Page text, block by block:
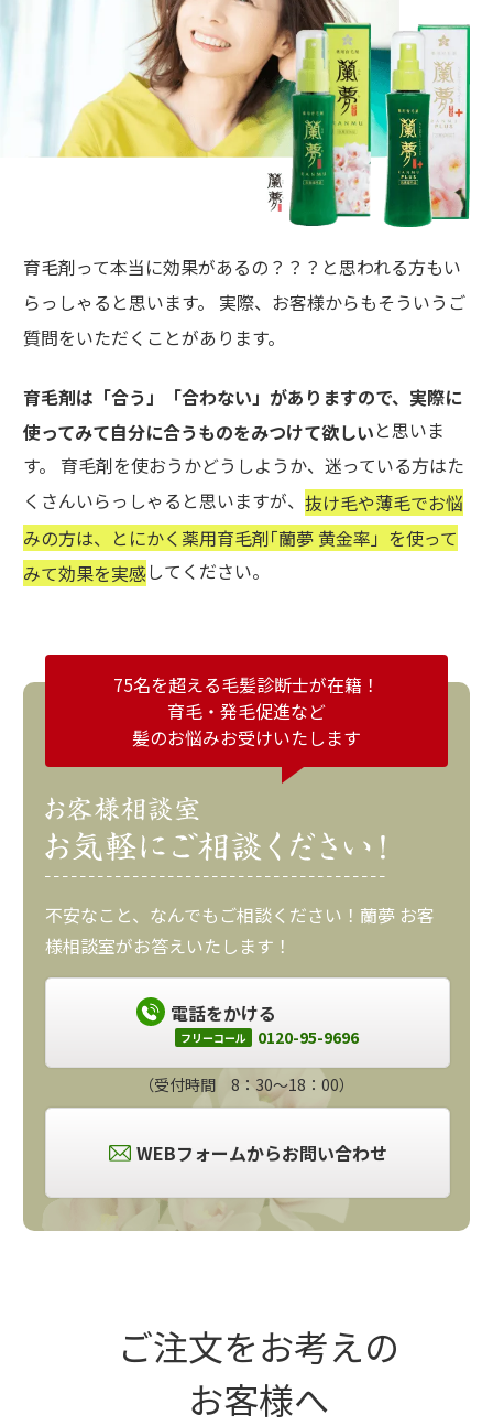
育毛剤って本当に効果があるの？？？と思われる方もい
らっしゃると思います。 実際、お客様からもそういうご
質問をいただくことがあります。
育毛剤は「合う」「合わない」がありますので、実際に
使ってみて自分に合うものをみつけて欲しいと思いま
す。 育毛剤を使おうかどうしようか、迷っている方はた
くさんいらっしゃると思いますが、 抜け毛や薄毛でお悩
みの方は、とにかく薬用育毛剤｢蘭夢 黄金率」を使って
みて効果を実感してください。
75名を超える毛髪診断士が在籍！
育毛・発毛促進など
髪のお悩みお受けいたします
不安なこと、なんでもご相談ください！蘭夢 お客
様相談室がお答えいたします！
電話をかける
フリーコール 0120-95-9696
（受付時間 8：30～18：00）
WEBフォームからお問い合わせ
ご注文をお考えの
お客様へ